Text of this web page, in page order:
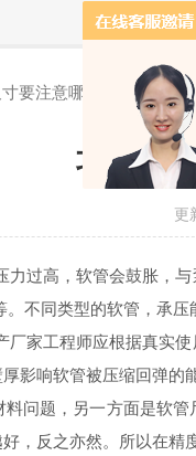
要注意哪些问题
北京蠕
更
力过高，软管会鼓胀，
不同类型的软管，承压
工程师应根据真实使
影响软管被压缩回弹的
题，另一方面是软管
，反之亦然。所以在精